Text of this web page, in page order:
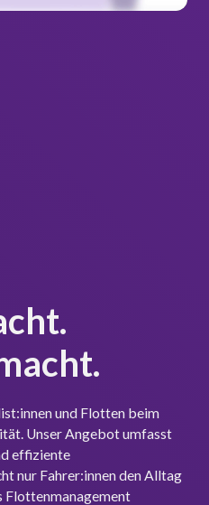
und Flotten beim
Unser Angebot umfasst
effiziente
nur Fahrer:innen den Alltag
Flottenmanagement